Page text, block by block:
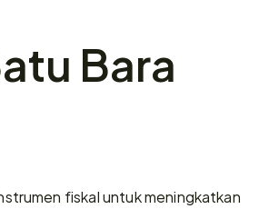
Bara
fiskal untuk meningkatkan